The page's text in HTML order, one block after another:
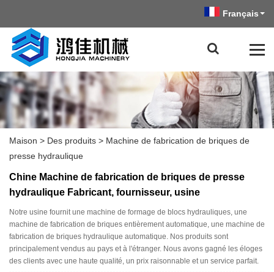
Français
Maison > Des produits > Machine de fabrication de briques de
presse hydraulique
Chine Machine de fabrication de briques de presse
hydraulique Fabricant, fournisseur, usine
Notre usine fournit une machine de formage de blocs hydrauliques, une
machine de fabrication de briques entièrement automatique, une machine de
fabrication de briques hydraulique automatique. Nos produits sont
principalement vendus au pays et à l'étranger. Nous avons gagné les éloges
des clients avec une haute qualité, un prix raisonnable et un service parfait.